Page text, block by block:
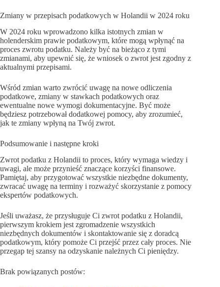
Zmiany w przepisach podatkowych w Holandii w 2024 roku
W 2024 roku wprowadzono kilka istotnych zmian w
holenderskim prawie podatkowym, które mogą wpłynąć na
proces zwrotu podatku. Należy być na bieżąco z tymi
zmianami, aby upewnić się, że wniosek o zwrot jest zgodny z
aktualnymi przepisami.
Wśród zmian warto zwrócić uwagę na nowe odliczenia
podatkowe, zmiany w stawkach podatkowych oraz
ewentualne nowe wymogi dokumentacyjne. Być może
będziesz potrzebował dodatkowej pomocy, aby zrozumieć,
jak te zmiany wpłyną na Twój zwrot.
Podsumowanie i następne kroki
Zwrot podatku z Holandii to proces, który wymaga wiedzy i
uwagi, ale może przynieść znaczące korzyści finansowe.
Pamiętaj, aby przygotować wszystkie niezbędne dokumenty,
zwracać uwagę na terminy i rozważyć skorzystanie z pomocy
ekspertów podatkowych.
Jeśli uważasz, że przysługuje Ci zwrot podatku z Holandii,
pierwszym krokiem jest zgromadzenie wszystkich
niezbędnych dokumentów i skontaktowanie się z doradcą
podatkowym, który pomoże Ci przejść przez cały proces. Nie
przegap tej szansy na odzyskanie należnych Ci pieniędzy.
Brak powiązanych postów: